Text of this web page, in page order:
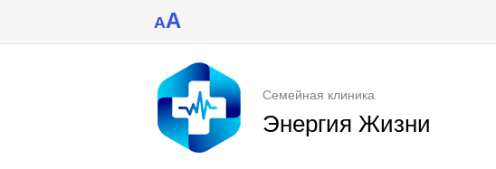
AA
Семейная клиника
Энергия Жизни